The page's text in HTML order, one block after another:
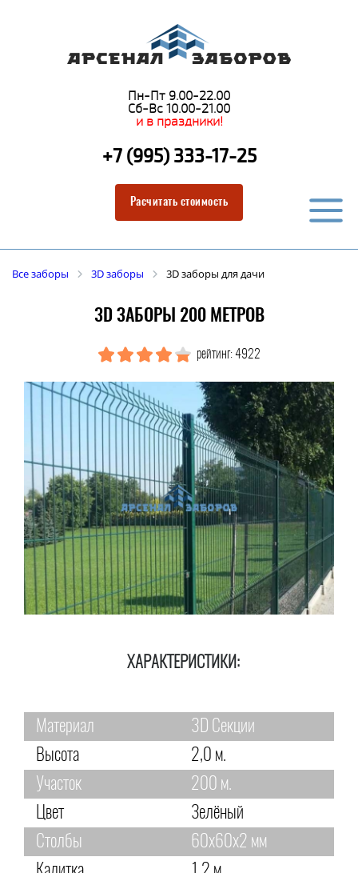
Пн-Пт 9.00-22.00
Сб-Вс 10.00-21.00
и в праздники!
+7 (995) 333-17-25
Расчитать стоимость
Все заборы 3D заборы 3D заборы для дачи
3D ЗАБОРЫ 200 МЕТРОВ
рейтинг: 4922
ХАРАКТЕРИСТИКИ:
Материал
3D Секции
Высота
2,0 м.
Участок
200 м.
Цвет
Зелёный
Столбы
60х60х2 мм